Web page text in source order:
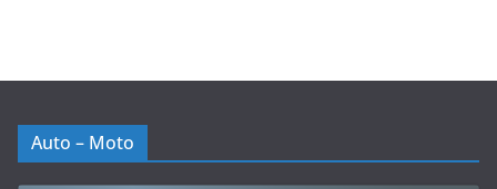
Auto – Moto